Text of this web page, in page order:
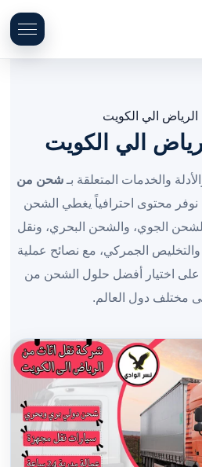
الي الكويت
الي الكويت
والخدمات المتعلقة بـ شحن من
محتوى احترافياً يغطي الشحن
الجوي، والشحن البحري، ونقل
الجمركي، مع نصائح عملية
على اختيار أفضل حلول الشحن من
مختلف دول العالم.